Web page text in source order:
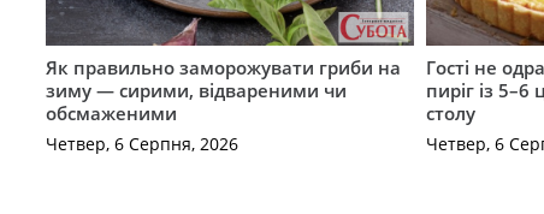
Як правильно заморожувати гриби на
зиму — сирими, відвареними чи
обсмаженими
Четвер, 6 Серпня, 2026
Гості не
пиріг із
столу
Четвер, 6